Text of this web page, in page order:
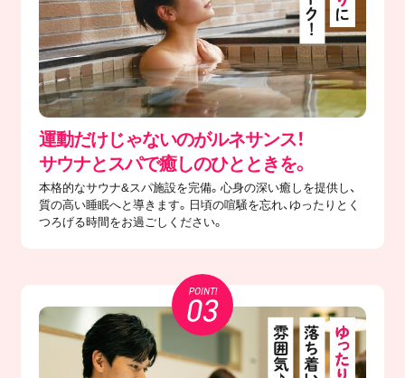
運動だけじゃないのがルネサンス！
サウナとスパで癒しのひとときを。
本格的なサウナ&スパ施設を完備。心身の深い癒しを提供し、
質の高い睡眠へと導きます。日頃の喧騒を忘れ、ゆったりとく
つろげる時間をお過ごしください。